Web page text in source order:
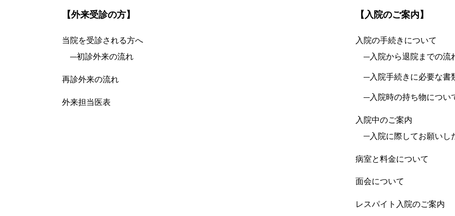
【外来受診の方】
当院を受診される方へ
初診外来の流れ
再診外来の流れ
外来担当医表
【入院のご案内】
入院の手続きについて
入院から退院までの流
入院手続きに必要な書
入院時の持ち物につい
入院中のご案内
入院に際してお願いし
病室と料金について
面会について
レスパイト入院のご案内